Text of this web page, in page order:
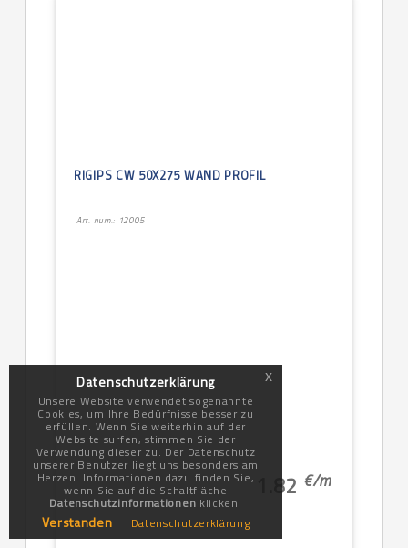
RIGIPS CW 50X275 WAND PROFIL
Art. num.: 12005
1.82 €/m
Datenschutzerklärung
Unsere Website verwendet sogenannte
Cookies, um Ihre Bedürfnisse besser zu
erfüllen. Wenn Sie weiterhin auf der
Website surfen, stimmen Sie der
Verwendung dieser zu. Der Datenschutz
unserer Benutzer liegt uns besonders am
Herzen. Informationen dazu finden Sie,
wenn Sie auf die Schaltfläche
Datenschutzinformationen klicken.
Verstanden Datenschutzerklärung
x